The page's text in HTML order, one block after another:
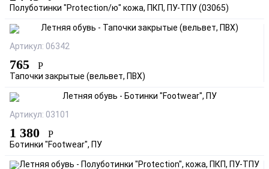
Полуботинки "Protection/ю" кожа, ПКП, ПУ-ТПУ (03065)
Артикул: 06342
765 Р
Тапочки закрытые (вельвет, ПВХ)
Артикул: 03101
1 380 Р
Ботинки "Footwear", ПУ